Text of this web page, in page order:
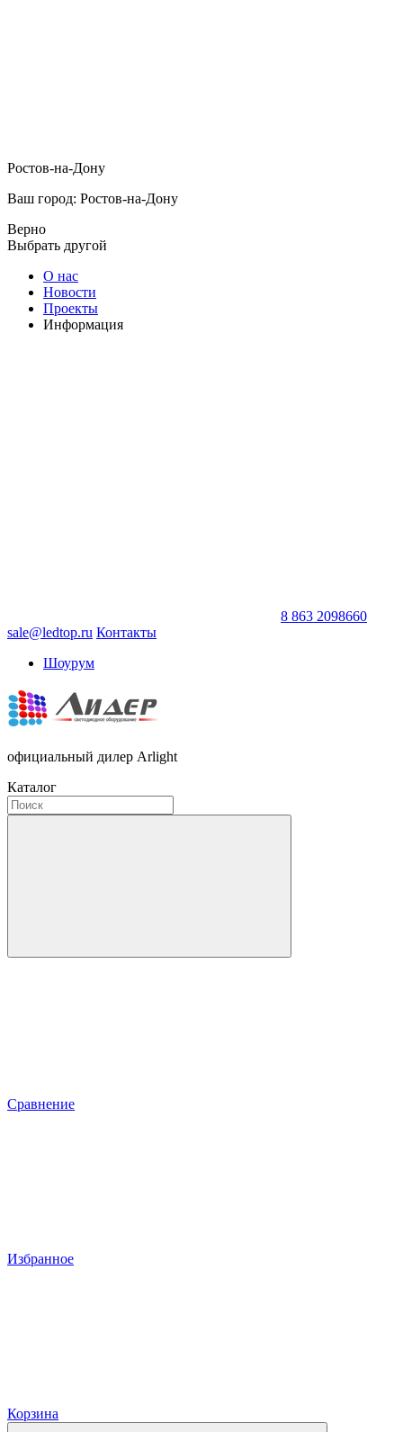
Ростов-на-Дону
Ваш город: Ростов-на-Дону
Верно
Выбрать другой
О нас
Новости
Проекты
Информация
8 863 2098660
sale@ledtop.ru Контакты
Шоурум
официальный дилер Arlight
Каталог
Сравнение
Избранное
Корзина